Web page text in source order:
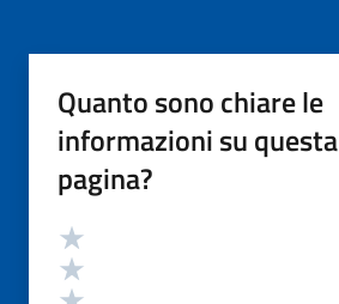
Quanto sono chiare le
informazioni su questa
pagina?
Valutazione